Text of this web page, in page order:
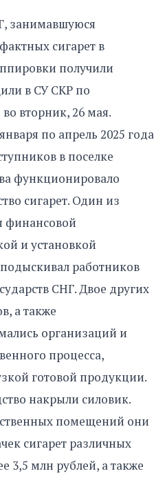
занимавшуюся
сигарет в
получили
в СУ СКР по
вторник, 26 мая.
по апрель 2025 года
в поселке
функционировало
сигарет. Один из
финансовой
и установкой
работников
СНГ. Двое других
а также
организаций и
процесса,
готовой продукции.
накрыли силовик.
помещений они
сигарет различных
3,5 млн рублей, а также